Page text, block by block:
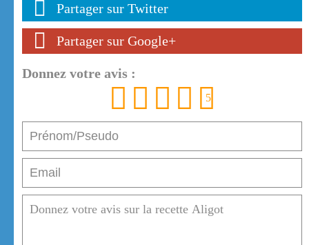
Partager sur Twitter
Partager sur Google+
Donnez votre avis :
5